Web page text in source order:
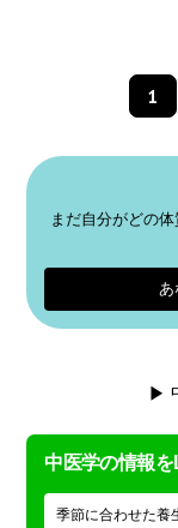
1
まだ自分がどの
中医学の情報
季節に合わせた養